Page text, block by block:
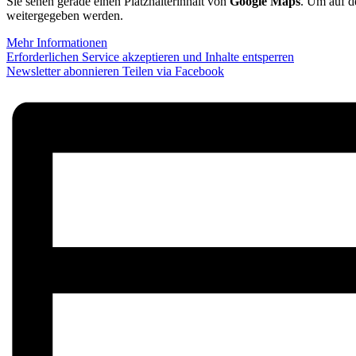
weitergegeben werden.
Mehr Informationen
Erforderlichen Service akzeptieren und Inhalte entsperren
Newsletter abonnieren Teilen via Facebook